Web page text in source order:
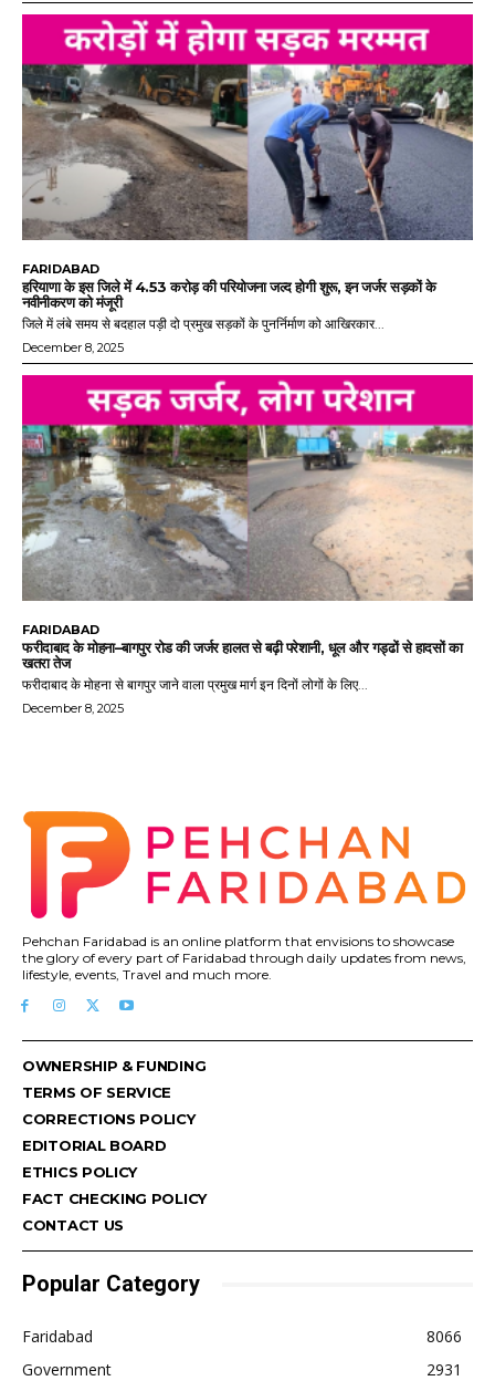
FARIDABAD
हरियाणा के इस जिले में 4.53 करोड़ की परियोजना जल्द होगी शुरू, इन जर्जर सड़कों के
नवीनीकरण को मंजूरी
जिले में लंबे समय से बदहाल पड़ी दो प्रमुख सड़कों के पुनर्निर्माण को आखिरकार...
December 8, 2025
FARIDABAD
फरीदाबाद के मोहना–बागपुर रोड की जर्जर हालत से बढ़ी परेशानी, धूल और गड्ढों से हादसों का
खतरा तेज
फरीदाबाद के मोहना से बागपुर जाने वाला प्रमुख मार्ग इन दिनों लोगों के लिए...
December 8, 2025
Pehchan Faridabad is an online platform that envisions to showcase
the glory of every part of Faridabad through daily updates from news,
lifestyle, events, Travel and much more.
OWNERSHIP & FUNDING
TERMS OF SERVICE
CORRECTIONS POLICY
EDITORIAL BOARD
ETHICS POLICY
FACT CHECKING POLICY
CONTACT US
Popular Category
Faridabad
8066
Government
2931